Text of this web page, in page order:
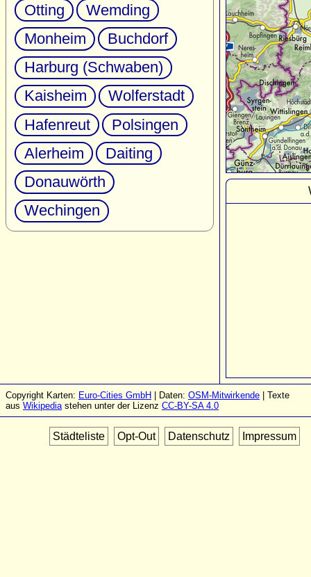
Otting
Wemding
Monheim
Buchdorf
Harburg (Schwaben)
Kaisheim
Wolferstadt
Hafenreut
Polsingen
Alerheim
Daiting
Donauwörth
Wechingen
Copyright Karten: Euro-Cities GmbH | Daten: OSM-Mitwirkende | Texte
aus Wikipediastehen unter der Lizenz CC-BY-SA 4.0
Städteliste Opt-Out Datenschutz Impressum